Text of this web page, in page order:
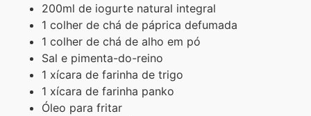
200ml de iogurte natural integral
1 colher de chá de páprica defumada
1 colher de chá de alho em pó
Sal e pimenta-do-reino
1 xícara de farinha de trigo
1 xícara de farinha panko
Óleo para fritar